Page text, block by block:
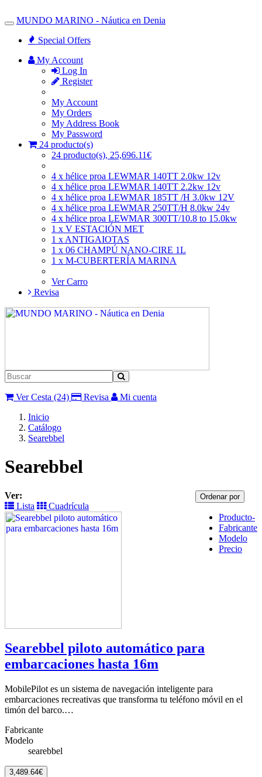
Toggle
Navigation
MUNDO MARINO - Náutica en Denia
Special Offers
My Account
Log In
Register
My Account
My Orders
My Address Book
My Password
24 producto(s)
24 producto(s), 25,696.11€
4 x hélice proa LEWMAR 140TT 2.0kw 12v
4 x hélice proa LEWMAR 140TT 2.2kw 12v
4 x hélice proa LEWMAR 185TT /H 3.0kw 12V
4 x hélice proa LEWMAR 250TT/H 8.0kw 24v
4 x hélice proa LEWMAR 300TT/10.8 to 15.0kw
1 x V ESTACIÓN MET
1 x ANTIGAIOTAS
1 x 06 CHAMPÚ NANO-CIRE 1L
1 x M-CUBERTERÍA MARINA
Ver Carro
Revisa
Ver Cesta (24) Revisa
Mi cuenta
Inicio
Catálogo
Searebbel
Searebbel
Ordenar por
Producto-
Fabricante
Modelo
Precio
Ver:
Lista
Cuadrícula
Searebbel piloto automático para
embarcaciones hasta 16m
MobilePilot es un sistema de navegación inteligente para
embarcaciones recreativas que transforma tu teléfono móvil en el
timón del barco.…
Fabricante
Modelo
searebbel
3,489.64€